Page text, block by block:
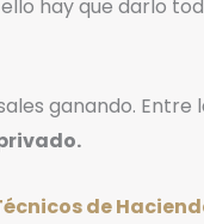
hay que darlo
ganando.
de